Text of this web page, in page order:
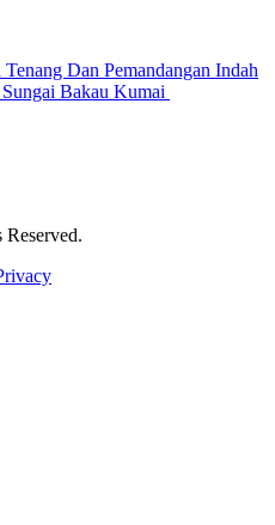
Dan Pemandangan Indah
Bakau Kumai